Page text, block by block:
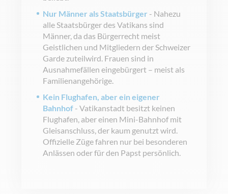
Nur Männer als Staatsbürger - Nahezu
alle Staatsbürger des Vatikans sind
Männer, da das Bürgerrecht meist
Geistlichen und Mitgliedern der Schweizer
Garde zuteilwird. Frauen sind in
Ausnahmefällen eingebürgert – meist als
Familienangehörige.
Kein Flughafen, aber ein eigener
Bahnhof - Vatikanstadt besitzt keinen
Flughafen, aber einen Mini-Bahnhof mit
Gleisanschluss, der kaum genutzt wird.
Offizielle Züge fahren nur bei besonderen
Anlässen oder für den Papst persönlich.